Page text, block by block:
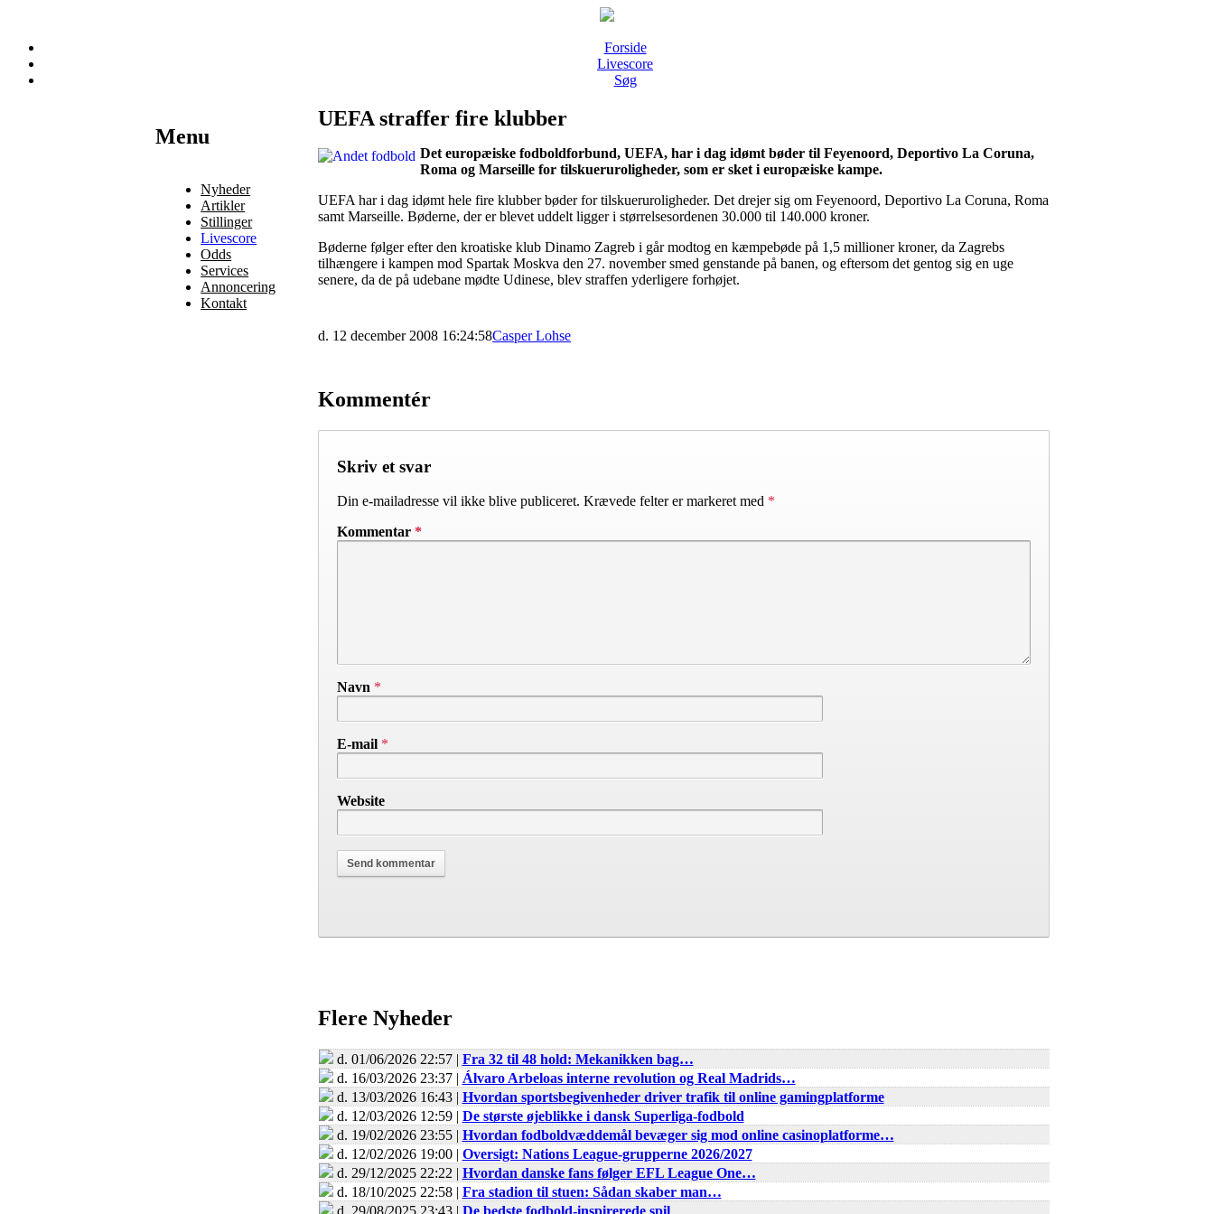
Forside
Livescore
Søg
Menu
Nyheder
Artikler
Stillinger
Livescore
Odds
Services
Annoncering
Kontakt
UEFA straffer fire klubber
Det europæiske fodboldforbund, UEFA, har i dag idømt bøder til Feyenoord, Deportivo La Coruna,
Roma og Marseille for tilskueruroligheder, som er sket i europæiske kampe.
UEFA har i dag idømt hele fire klubber bøder for tilskueruroligheder. Det drejer sig om Feyenoord, Deportivo La Coruna, Roma
samt Marseille. Bøderne, der er blevet uddelt ligger i størrelsesordenen 30.000 til 140.000 kroner.
Bøderne følger efter den kroatiske klub Dinamo Zagreb i går modtog en kæmpebøde på 1,5 millioner kroner, da Zagrebs
tilhængere i kampen mod Spartak Moskva den 27. november smed genstande på banen, og eftersom det gentog sig en uge
senere, da de på udebane mødte Udinese, blev straffen yderligere forhøjet.
d. 12 december 2008 16:24:58Casper Lohse
Kommentér
Skriv et svar
Din e-mailadresse vil ikke blive publiceret. Krævede felter er markeret med *
Kommentar *
Navn *
E-mail *
Website
Flere Nyheder
d. 01/06/2026 22:57 | Fra 32 til 48 hold: Mekanikken bag…
d. 16/03/2026 23:37 | Álvaro Arbeloas interne revolution og Real Madrids…
d. 13/03/2026 16:43 | Hvordan sportsbegivenheder driver trafik til online gamingplatforme
d. 12/03/2026 12:59 | De største øjeblikke i dansk Superliga-fodbold
d. 19/02/2026 23:55 | Hvordan fodboldvæddemål bevæger sig mod online casinoplatforme…
d. 12/02/2026 19:00 | Oversigt: Nations League-grupperne 2026/2027
d. 29/12/2025 22:22 | Hvordan danske fans følger EFL League One…
d. 18/10/2025 22:58 | Fra stadion til stuen: Sådan skaber man…
d. 29/08/2025 23:43 | De bedste fodbold-inspirerede spil